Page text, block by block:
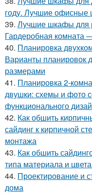
году. Лучшие
39. Лучшие шкафы для
Гардеробная комната
40. Планировка
Варианты планировок
размерами
41. Планировка 2-
двушки: схемы и фото
функционального
42. Как обшить
сайдинг к кирпичной
монтажа
43. Как обшить
типа материала и
44. Проектирование и
дома